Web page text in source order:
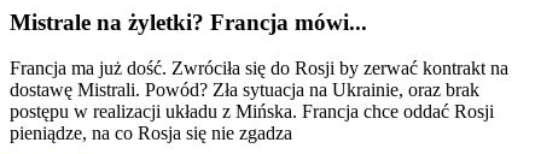
Mistrale na żyletki? Francja mówi...
Francja ma już dość. Zwróciła się do Rosji by zerwać kontrakt na
dostawę Mistrali. Powód? Zła sytuacja na Ukrainie, oraz brak
postępu w realizacji układu z Mińska. Francja chce oddać Rosji
pieniądze, na co Rosja się nie zgadza